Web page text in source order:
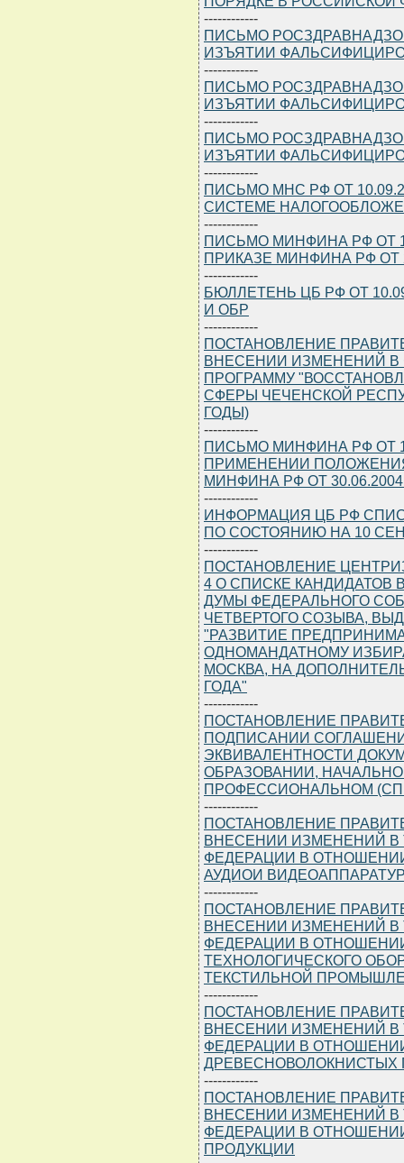
------------
ПИСЬМО
ИЗЪЯТИИ
------------
ПИСЬМО
ИЗЪЯТИИ
------------
ПИСЬМО
ИЗЪЯТИИ
------------
ПИСЬМО МНС РФ ОТ
СИСТЕМЕ
------------
ПИСЬМО МИНФИНА РФ ОТ
ПРИКАЗЕ МИНФИНА РФ ОТ
------------
БЮЛЛЕТЕНЬ ЦБ РФ ОТ
И ОБР
------------
ПОСТАНОВЛЕНИЕ
ВНЕСЕНИИ ИЗМЕНЕНИЙ
ПРОГРАММУ
СФЕРЫ ЧЕЧЕНСКОЙ
ГОДЫ)
------------
ПИСЬМО МИНФИНА РФ ОТ
ПРИМЕНЕНИИ
МИНФИНА РФ ОТ 30.06.2004
------------
ИНФОРМАЦИЯ ЦБ РФ
ПО СОСТОЯНИЮ НА 10
------------
ПОСТАНОВЛЕНИЕ
4 О СПИСКЕ КАНДИДАТОВ
ДУМЫ ФЕДЕРАЛЬНОГО
ЧЕТВЕРТОГО СОЗЫВА,
"РАЗВИТИЕ
ОДНОМАНДАТНОМУ
МОСКВА, НА
ГОДА"
------------
ПОСТАНОВЛЕНИЕ
ПОДПИСАНИИ
ЭКВИВАЛЕНТНОСТИ
ОБРАЗОВАНИИ,
ПРОФЕССИОНАЛЬНОМ
------------
ПОСТАНОВЛЕНИЕ
ВНЕСЕНИИ ИЗМЕНЕНИЙ
ФЕДЕРАЦИИ В
АУДИОИ
------------
ПОСТАНОВЛЕНИЕ
ВНЕСЕНИИ ИЗМЕНЕНИЙ
ФЕДЕРАЦИИ В
ТЕХНОЛОГИЧЕСКОГО
ТЕКСТИЛЬНОЙ
------------
ПОСТАНОВЛЕНИЕ
ВНЕСЕНИИ ИЗМЕНЕНИЙ
ФЕДЕРАЦИИ В
ДРЕВЕСНОВОЛОКНИСТЫХ
------------
ПОСТАНОВЛЕНИЕ
ВНЕСЕНИИ ИЗМЕНЕНИЙ
ФЕДЕРАЦИИ В
ПРОДУКЦИИ